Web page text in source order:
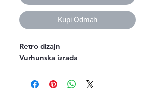
Kupi Odmah
Retro dizajn
Vurhunska izrada